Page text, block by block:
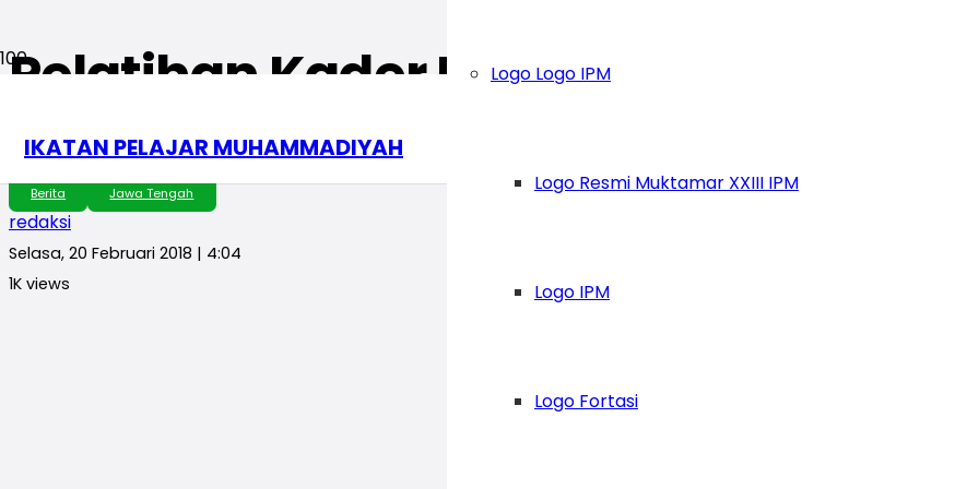
IKATAN PELAJAR MUHAMMADIYAH
Logo Logo IPM
Logo Resmi Muktamar XXIII IPM
Logo IPM
Logo Fortasi
Pelatihan Kader PR IPM ini,
yang Dikenang
Berita Jawa Tengah
redaksi
Selasa, 20 Februari 2018 | 4:04
1K views